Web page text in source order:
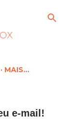
MAIS…
e-mail!